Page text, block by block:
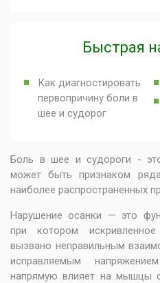
Быстрая
Как диагностировать
первопричину боли в
шее и судорог
Боль в шее и судороги -
может быть признаком
наиболее распространенных
Нарушение осанки — это
при котором
вызвано неправильным
исправляемым
напрямую влияет на мышцы